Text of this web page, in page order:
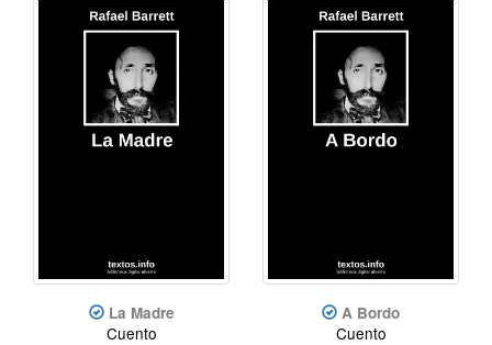
La Madre
Cuento
A Bordo
Cuento